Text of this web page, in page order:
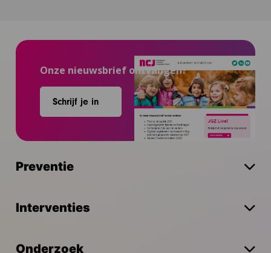
Onze nieuwsbrief ontvangen?
Schrijf je in
Preventie
Interventies
Onderzoek